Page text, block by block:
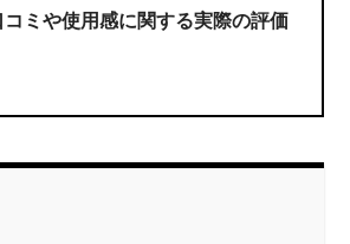
ミや使用感に関する実際の評価